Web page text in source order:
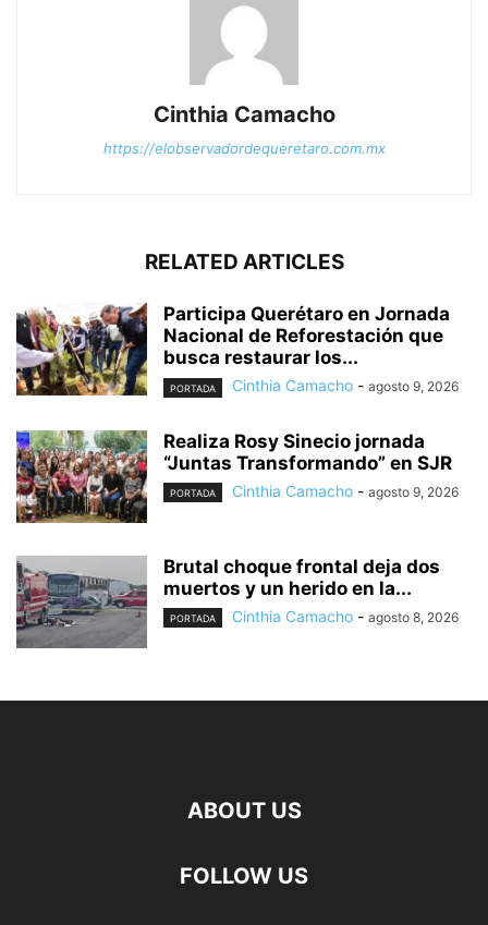
Cinthia Camacho
https://elobservadordequeretaro.com.mx
RELATED ARTICLES
Participa Querétaro en Jornada
Nacional de Reforestación que
busca restaurar los...
PORTADA Cinthia Camacho - agosto 9, 2026
Realiza Rosy Sinecio jornada
“Juntas Transformando” en SJR
PORTADA Cinthia Camacho - agosto 9, 2026
Brutal choque frontal deja dos
muertos y un herido en la...
PORTADA Cinthia Camacho - agosto 8, 2026
ABOUT US
FOLLOW US